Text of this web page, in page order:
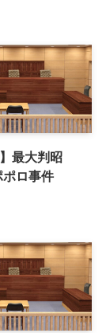
最大判昭
ロ事件